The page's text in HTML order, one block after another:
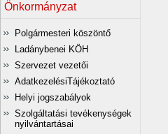
Önkormányzat
Polgármesteri köszöntő
Ladánybenei KÖH
Szervezet vezetői
AdatkezelésiTájékoztató
Helyi jogszabályok
Szolgáltatási tevékenységek
nyilvántartásai